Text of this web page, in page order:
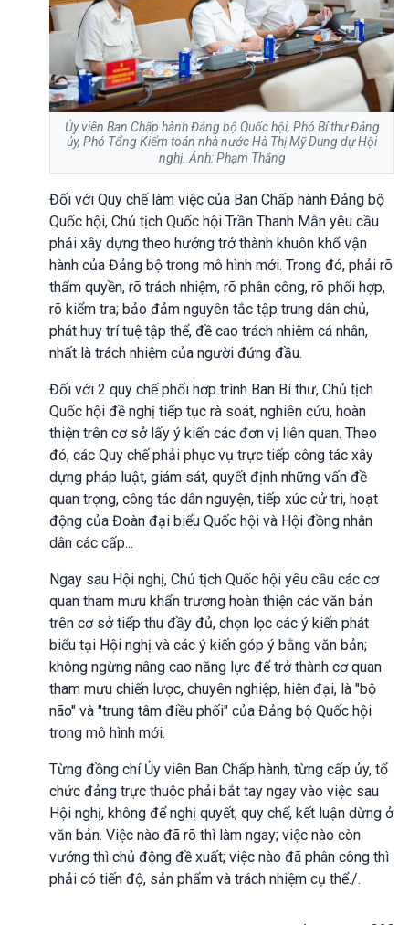
Ủy viên Ban Chấp hành Đảng bộ Quốc hội, Phó Bí thư Đảng
ủy, Phó Tổng Kiểm toán nhà nước Hà Thị Mỹ Dung dự Hội
nghị. Ảnh: Phạm Thắng
Đối với Quy chế làm việc của Ban Chấp hành Đảng bộ
Quốc hội, Chủ tịch Quốc hội Trần Thanh Mẫn yêu cầu
phải xây dựng theo hướng trở thành khuôn khổ vận
hành của Đảng bộ trong mô hình mới. Trong đó, phải rõ
thẩm quyền, rõ trách nhiệm, rõ phân công, rõ phối hợp,
rõ kiểm tra; bảo đảm nguyên tắc tập trung dân chủ,
phát huy trí tuệ tập thể, đề cao trách nhiệm cá nhân,
nhất là trách nhiệm của người đứng đầu.
Đối với 2 quy chế phối hợp trình Ban Bí thư, Chủ tịch
Quốc hội đề nghị tiếp tục rà soát, nghiên cứu, hoàn
thiện trên cơ sở lấy ý kiến các đơn vị liên quan. Theo
đó, các Quy chế phải phục vụ trực tiếp công tác xây
dựng pháp luật, giám sát, quyết định những vấn đề
quan trọng, công tác dân nguyện, tiếp xúc cử tri, hoạt
động của Đoàn đại biểu Quốc hội và Hội đồng nhân
dân các cấp...
Ngay sau Hội nghị, Chủ tịch Quốc hội yêu cầu các cơ
quan tham mưu khẩn trương hoàn thiện các văn bản
trên cơ sở tiếp thu đầy đủ, chọn lọc các ý kiến phát
biểu tại Hội nghị và các ý kiến góp ý bằng văn bản;
không ngừng nâng cao năng lực để trở thành cơ quan
tham mưu chiến lược, chuyên nghiệp, hiện đại, là "bộ
não" và "trung tâm điều phối" của Đảng bộ Quốc hội
trong mô hình mới.
Từng đồng chí Ủy viên Ban Chấp hành, từng cấp ủy, tổ
chức đảng trực thuộc phải bắt tay ngay vào việc sau
Hội nghị, không để nghị quyết, quy chế, kết luận dừng ở
văn bản. Việc nào đã rõ thì làm ngay; việc nào còn
vướng thì chủ động đề xuất; việc nào đã phân công thì
phải có tiến độ, sản phẩm và trách nhiệm cụ thể./.